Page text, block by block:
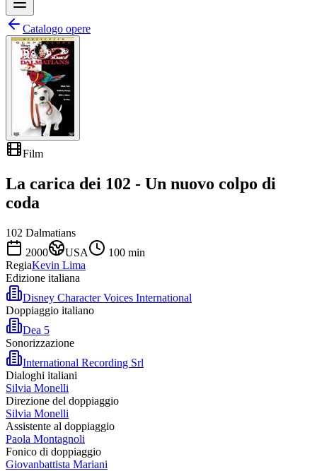
Catalogo opere
Film
La carica dei 102 - Un nuovo colpo di
coda
102 Dalmatians
2000
USA 100 min
RegiaKevin Lima
Edizione italiana
Disney Character Voices International
Doppiaggio italiano
Dea 5
Sonorizzazione
International Recording Srl
Dialoghi italiani
Silvia Monelli
Direzione del doppiaggio
Silvia Monelli
Assistente al doppiaggio
Paola Montagnoli
Fonico di doppiaggio
Giovanbattista Mariani